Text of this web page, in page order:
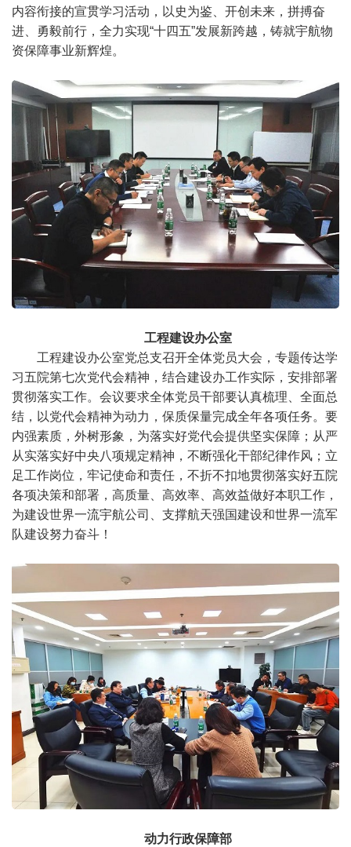
内容衔接的宣贯学习活动，以史为鉴、开创未来，拼搏奋
进、勇毅前行，全力实现“十四五”发展新跨越，铸就宇航物
资保障事业新辉煌。
工程建设办公室
工程建设办公室党总支召开全体党员大会，专题传达学
习五院第七次党代会精神，结合建设办工作实际，安排部署
贯彻落实工作。会议要求全体党员干部要认真梳理、全面总
结，以党代会精神为动力，保质保量完成全年各项任务。要
内强素质，外树形象，为落实好党代会提供坚实保障；从严
从实落实好中央八项规定精神，不断强化干部纪律作风；立
足工作岗位，牢记使命和责任，不折不扣地贯彻落实好五院
各项决策和部署，高质量、高效率、高效益做好本职工作，
为建设世界一流宇航公司、支撑航天强国建设和世界一流军
队建设努力奋斗！
动力行政保障部